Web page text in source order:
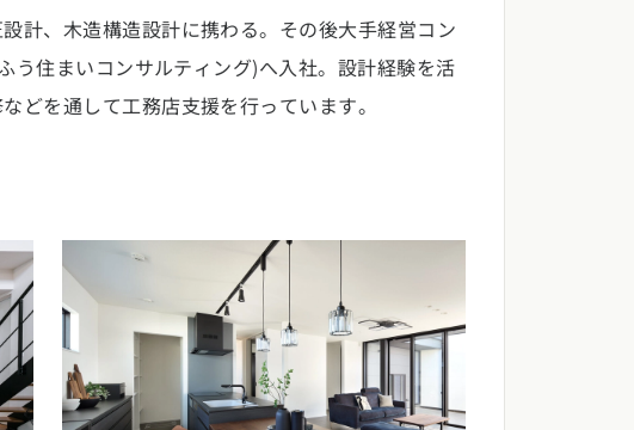
計、木造構造設計に携わる。その後大手経営コン
う住まいコンサルティング)へ入社。設計経験を活
どを通して工務店支援を行っています。
(5)
鹿児島県 (8) 沖縄県 (3)